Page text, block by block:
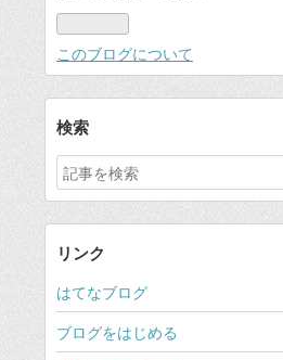
このブログについて
検索
リンク
はてなブログ
ブログをはじめる